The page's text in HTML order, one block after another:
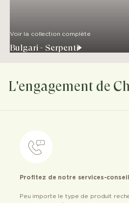
Voir la collection complète
Bulgari - Serpenti
L'engagement de
Profitez de notre services-
Peu importe le type de produit